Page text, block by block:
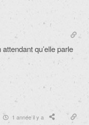
qu’elle parle
1 année il y a